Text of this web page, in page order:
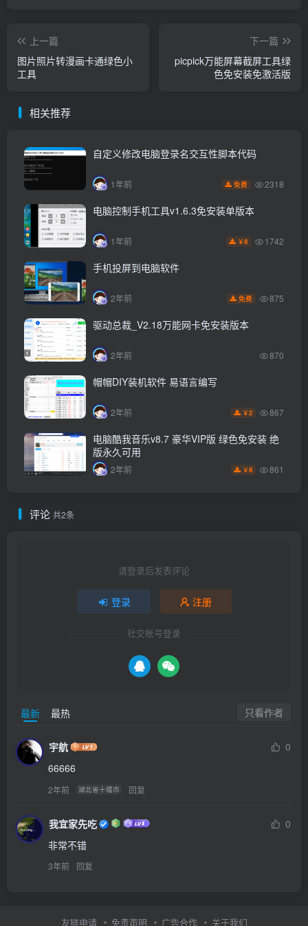
上一篇
图片照片转漫画卡通绿色小
工具
下一篇
picpick万能屏幕截屏工具绿
色免安装免激活版
相关推荐
自定义修改电脑登录名交互性脚本代码
1年前 免费 2318
电脑控制手机工具v1.6.3免安装单版本
1年前 ￥8 1742
手机投屏到电脑软件
2年前 免费 875
驱动总裁_V2.18万能网卡免安装版本
2年前 870
帽帽DIY装机软件 易语言编写
2年前 ￥2 867
电脑酷我音乐v8.7 豪华VIP版 绿色免安装 绝
版永久可用
2年前 ￥8 861
评论 共2条
请登录后发表评论
登录 注册
社交账号登录
最新 最热 只看作者
宇航
0
66666
2年前 湖北省十堰市 回复
我宜家先吃
0
非常不错
3年前 回复
友链申请 免责声明 广告合作 关于我们